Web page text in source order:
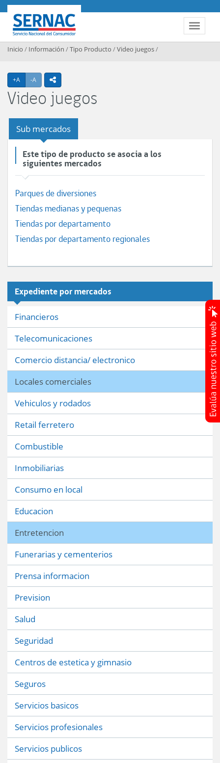
Contenido principal
Toggle
SERNAC
Inicio / Información /Tipo Producto /Video juegos/
+A Agrandar texto
-A Achicar textoicono compartir
Video juegos
Sub mercados
Este tipo de producto se asocia a los
siguientes mercados
Parques de diversiones
Tiendas medianas y pequenas
Tiendas por departamento
Tiendas por departamento regionales
Expediente por mercados
Financieros
Telecomunicaciones
Comercio distancia/ electronico
Locales comerciales
Vehiculos y rodados
Retail ferretero
Combustible
Inmobiliarias
Consumo en local
Educacion
Entretencion
Funerarias y cementerios
Prensa informacion
Prevision
Salud
Seguridad
Centros de estetica y gimnasio
Seguros
Servicios basicos
Servicios profesionales
Servicios publicos